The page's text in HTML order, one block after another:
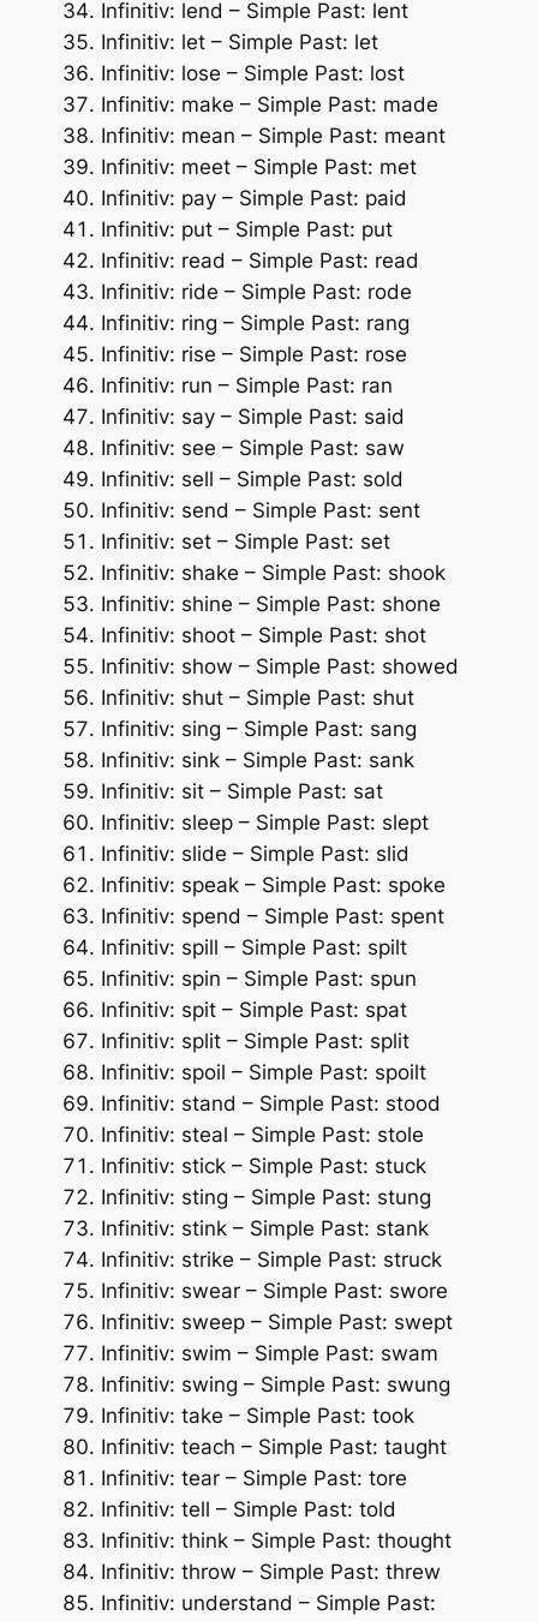
Infinitiv: lend – Simple Past: lent
Infinitiv: let – Simple Past: let
Infinitiv: lose – Simple Past: lost
Infinitiv: make – Simple Past: made
Infinitiv: mean – Simple Past: meant
Infinitiv: meet – Simple Past: met
Infinitiv: pay – Simple Past: paid
Infinitiv: put – Simple Past: put
Infinitiv: read – Simple Past: read
Infinitiv: ride – Simple Past: rode
Infinitiv: ring – Simple Past: rang
Infinitiv: rise – Simple Past: rose
Infinitiv: run – Simple Past: ran
Infinitiv: say – Simple Past: said
Infinitiv: see – Simple Past: saw
Infinitiv: sell – Simple Past: sold
Infinitiv: send – Simple Past: sent
Infinitiv: set – Simple Past: set
Infinitiv: shake – Simple Past: shook
Infinitiv: shine – Simple Past: shone
Infinitiv: shoot – Simple Past: shot
Infinitiv: show – Simple Past: showed
Infinitiv: shut – Simple Past: shut
Infinitiv: sing – Simple Past: sang
Infinitiv: sink – Simple Past: sank
Infinitiv: sit – Simple Past: sat
Infinitiv: sleep – Simple Past: slept
Infinitiv: slide – Simple Past: slid
Infinitiv: speak – Simple Past: spoke
Infinitiv: spend – Simple Past: spent
Infinitiv: spill – Simple Past: spilt
Infinitiv: spin – Simple Past: spun
Infinitiv: spit – Simple Past: spat
Infinitiv: split – Simple Past: split
Infinitiv: spoil – Simple Past: spoilt
Infinitiv: stand – Simple Past: stood
Infinitiv: steal – Simple Past: stole
Infinitiv: stick – Simple Past: stuck
Infinitiv: sting – Simple Past: stung
Infinitiv: stink – Simple Past: stank
Infinitiv: strike – Simple Past: struck
Infinitiv: swear – Simple Past: swore
Infinitiv: sweep – Simple Past: swept
Infinitiv: swim – Simple Past: swam
Infinitiv: swing – Simple Past: swung
Infinitiv: take – Simple Past: took
Infinitiv: teach – Simple Past: taught
Infinitiv: tear – Simple Past: tore
Infinitiv: tell – Simple Past: told
Infinitiv: think – Simple Past: thought
Infinitiv: throw – Simple Past: threw
Infinitiv: understand – Simple Past: